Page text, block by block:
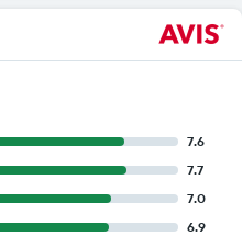
7.6
7.7
7.0
6.9